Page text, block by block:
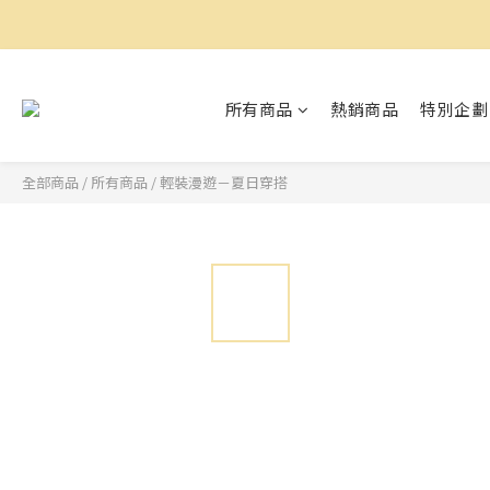
所有商品 熱銷商品 特別企劃
全部商品 / 所有商品 /輕裝漫遊－夏日穿搭